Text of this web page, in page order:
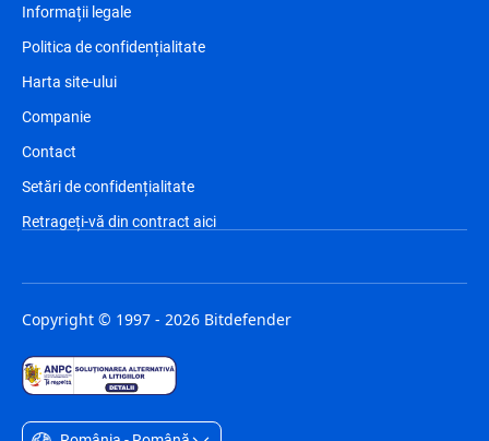
Informații legale
Politica de confidențialitate
Harta site-ului
Companie
Contact
Setări de confidențialitate
Retrageți-vă din contract aici
Copyright © 1997 - 2026 Bitdefender